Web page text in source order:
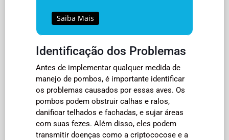
Saiba Mais
Identificação dos Problemas
Antes de implementar qualquer medida de
manejo de pombos, é importante identificar
os problemas causados por essas aves. Os
pombos podem obstruir calhas e ralos,
danificar telhados e fachadas, e sujar áreas
com suas fezes. Além disso, eles podem
transmitir doenças como a criptococose e a